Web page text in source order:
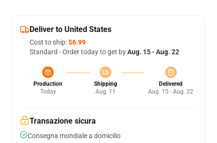
Deliver to United States
Cost to ship:$6.99
Standard - Order today to get byAug. 15 - Aug. 22
Production
Today
Shipping
Aug. 11
Delivered
Aug. 15 - Aug. 22
Transazione sicura
Consegna mondiale a domicilio